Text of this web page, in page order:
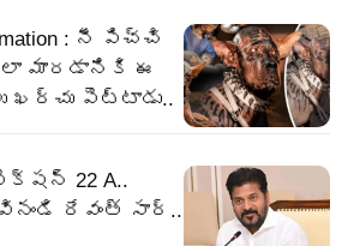
: నీ పిచ్చి
మారడానికి ఈ
ఖర్చు పెట్టాడు..
సెక్షన్ 22 A..
రేవంత్ సార్..